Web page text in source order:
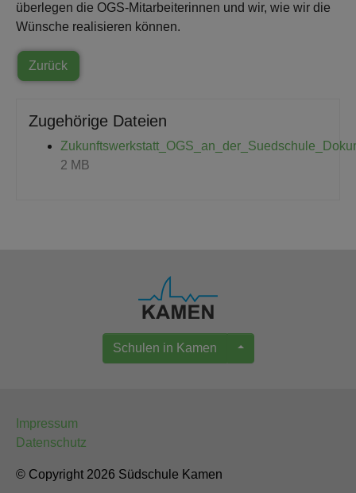
überlegen die OGS-Mitarbeiterinnen und wir, wie wir die
Wünsche realisieren können.
Zurück
Zugehörige Dateien
2 MB
Schulen in Kamen
Impressum
Datenschutz
© Copyright 2026 Südschule Kamen